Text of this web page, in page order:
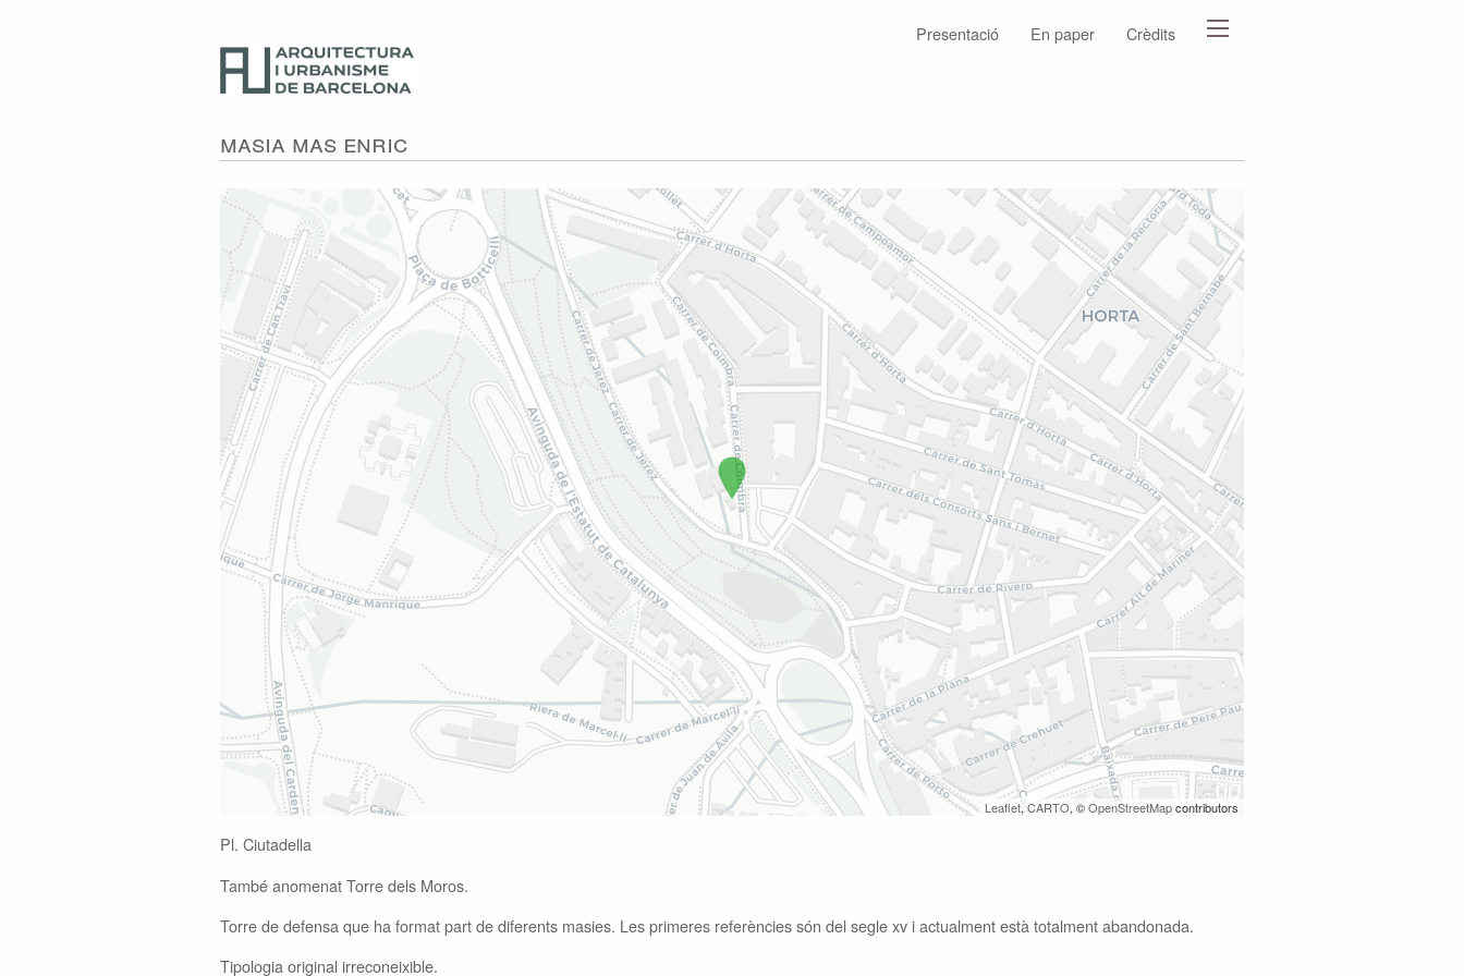
Presentació En paper Crèdits
Masia Mas Enric
Leaflet,CARTO, ©OpenStreetMapcontributors
Pl. Ciutadella
També anomenat Torre dels Moros.
Torre de defensa que ha format part de diferents masies. Les primeres referències són del seglexv i actualment està totalment abandonada.
Tipologia original irreconeixible.